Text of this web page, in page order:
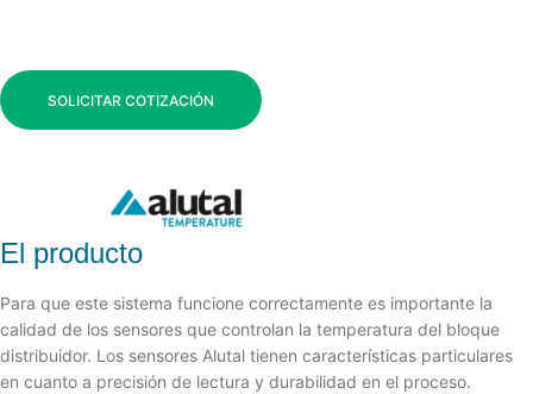
SOLICITAR COTIZACIÓN
El producto
Para que este sistema funcione correctamente es importante la
calidad de los sensores que controlan la temperatura del bloque
distribuidor. Los sensores Alutal tienen características particulares
en cuanto a precisión de lectura y durabilidad en el proceso.